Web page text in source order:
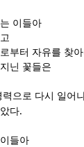
이들아
부터 자유를 찾
닌 꽃들은
으로 다시 일어
다.
들아